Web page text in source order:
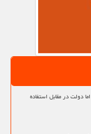
دولت در مقابل استفاده